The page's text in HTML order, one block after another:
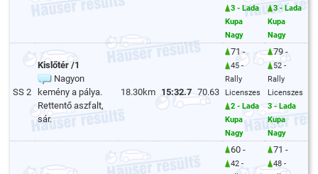
3 - Lada
Kupa
Nagy
3 - Lada
Kupa
Nagy
SS 2
Kislőtér /1
Nagyon
kemény a pálya.
Rettentő aszfalt,
sár.
18.30km 15:32.7 70.63
71 -
45 -
Rally
Licenszes
2 - Lada
Kupa
Nagy
79 -
52 -
Rally
Licenszes
3 - Lada
Kupa
Nagy
60 -
42 -
71 -
48 -